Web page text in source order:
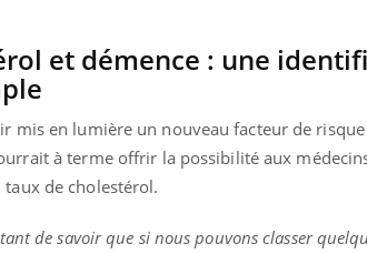
et démence : une
mis en lumière un nouveau facteur de
à terme offrir la possibilité aux
taux de cholestérol.
de savoir que si nous pouvons classer